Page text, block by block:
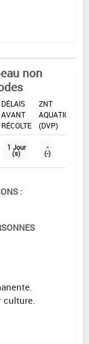
non
DÉLAIS
AVANT
RÉCOLTE
ZNT
AQUATIQUE
(DVP)
1 Jour
(s)
-
(-)
:
culture.